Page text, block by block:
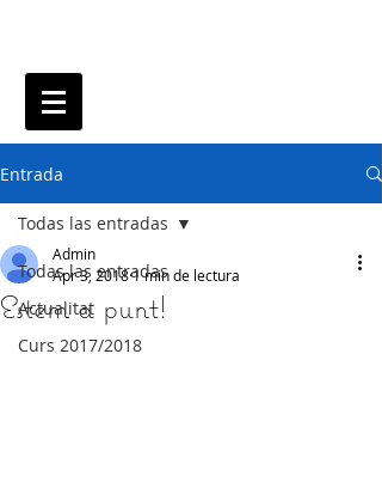
Entrada
Todas las entradas
Actualitat
Curs 2017/2018
Todas las entradas
Estem a punt!
Admin
Apr 3, 20181 min de lectura